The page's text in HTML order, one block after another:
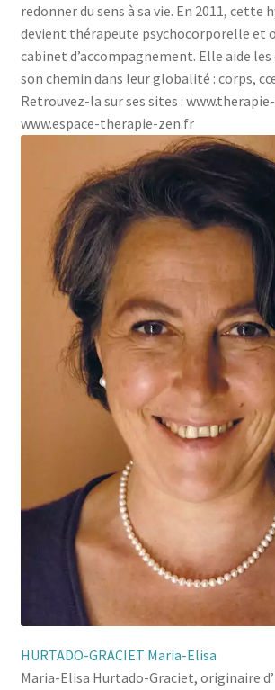
redonner du sens à sa vie. En 2011, cette
devient thérapeute psychocorporelle et
cabinet d’accompagnement. Elle aide
son chemin dans leur globalité : corps,
Retrouvez-la sur ses sites :
www.espace-therapie-zen.fr
HURTADO-GRACIET Maria-Elisa
Maria-Elisa Hurtado-Graciet, originaire